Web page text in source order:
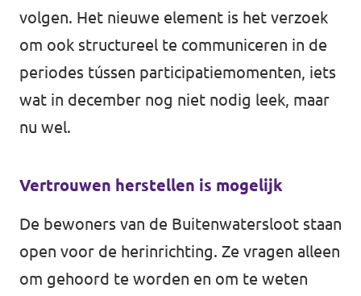
volgen. Het nieuwe element is het verzoek
om ook structureel te communiceren in de
periodes tússen participatiemomenten, iets
wat in december nog niet nodig leek, maar
nu wel.
Vertrouwen herstellen is mogelijk
De bewoners van de Buitenwatersloot staan
open voor de herinrichting. Ze vragen alleen
om gehoord te worden en om te weten